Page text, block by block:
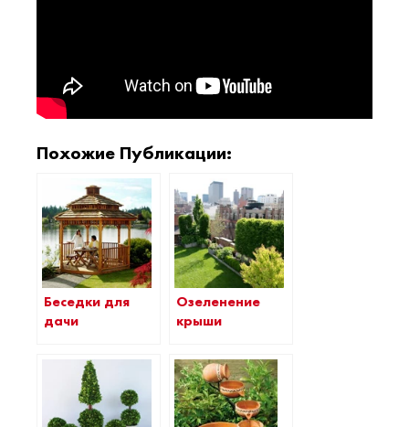
Похожие Публикации:
Беседки для
дачи
Озеленение
крыши